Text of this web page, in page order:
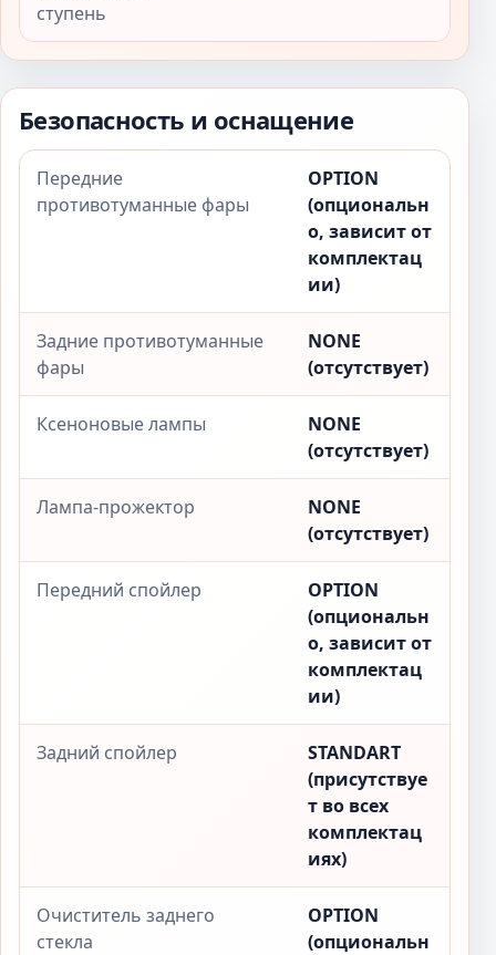
ступень
Безопасность и оснащение
Передние
противотуманные фары
OPTION
(опциональн
о, зависит от
комплектац
ии)
Задние противотуманные
фары
NONE
(отсутствует)
Ксеноновые лампы
NONE
(отсутствует)
Лампа-прожектор
NONE
(отсутствует)
Передний спойлер
OPTION
(опциональн
о, зависит от
комплектац
ии)
Задний спойлер
STANDART
(присутствуе
т во всех
комплектац
иях)
Очиститель заднего
стекла
OPTION
(опциональн